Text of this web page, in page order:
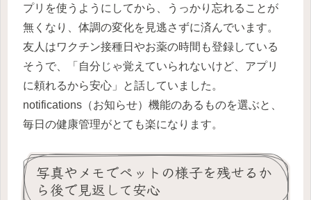
プリを使うようにしてから、うっかり忘れることが
無くなり、体調の変化を見逃さずに済んでいます。
友人はワクチン接種日やお薬の時間も登録している
そうで、「自分じゃ覚えていられないけど、アプリ
に頼れるから安心」と話していました。
notifications（お知らせ）機能のあるものを選ぶと、
毎日の健康管理がとても楽になります。
写真やメモでペットの様子を残せるか
ら後で見返して安心